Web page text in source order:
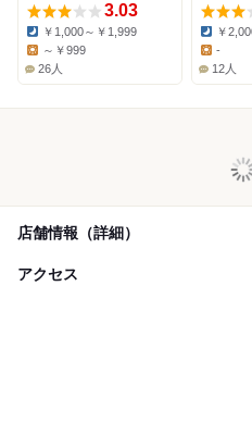
3.03
Dinner:
￥1,000～￥1,999
Lunch:
～￥999
26人
Dinner:
￥
Lunch:
-
12人
店舗情報（詳細）
アクセス